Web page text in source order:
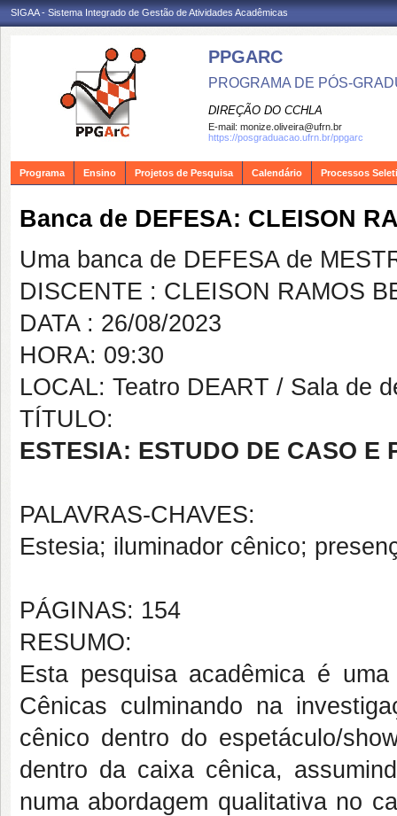
SIGAA - Sistema Integrado de Gestão de Atividades Acadêmicas
PPGARC
PROGRAMA DE PÓS-
DIREÇÃO DO CCHLA
E-mail: monize.oliveira@ufrn.br
https://posgraduacao.ufrn.br/ppgarc
Programa Ensino Projetos de Pesquisa Calendário Processos
Banca de DEFESA: CLEISON
Uma banca de DEFESA de
DISCENTE : CLEISON RAMOS
DATA : 26/08/2023
HORA: 09:30
LOCAL: Teatro DEART / Sala de
TÍTULO:
ESTESIA: ESTUDO DE CASO E
PALAVRAS-CHAVES:
Estesia; iluminador cênico;
PÁGINAS: 154
RESUMO:
Esta pesquisa acadêmica é
Cênicas culminando na
cênico dentro do espetáculo/
dentro da caixa cênica,
numa abordagem qualitativa no